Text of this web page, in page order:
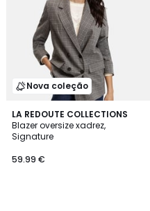
Nova coleção
LA REDOUTE COLLECTIONS
Blazer oversize xadrez,
Signature
59.99 €